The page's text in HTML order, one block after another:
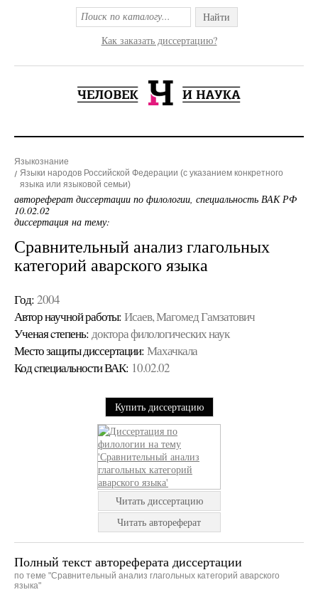
Найти
Как заказать диссертацию?
Языкознание
Языки народов Российской Федерации (с указанием конкретного
языка или языковой семьи)
автореферат диссертации по филологии, специальность ВАК РФ
10.02.02
диссертация на тему:
Сравнительный анализ глагольных
категорий аварского языка
Год: 2004
Автор научной работы: Исаев, Магомед Гамзатович
Ученая cтепень: доктора филологических наук
Место защиты диссертации: Махачкала
Код cпециальности ВАК: 10.02.02
Купить диссертацию
Читать диссертацию
Читать автореферат
Полный текст автореферата диссертации
по теме "Сравнительный анализ глагольных категорий аварского
языка"